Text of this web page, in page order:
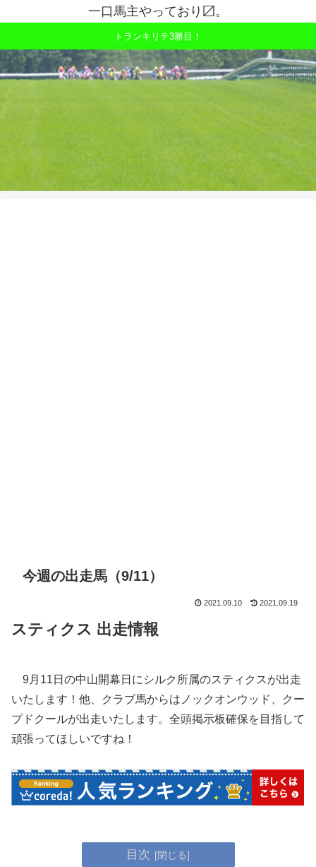
一口馬主やっており〼。
トランキリテ3勝目！
今週の出走馬（9/11）
2021.09.10 2021.09.19
ステ ィクス 出走情報
9月11日の中山開幕日にシルク所属のスティクスが出走
いたします！他、クラブ馬からはノックオンウッド、クー
プドクールが出走いたします。全頭掲示板確保を目指して
頑張ってほしいですね！
目次